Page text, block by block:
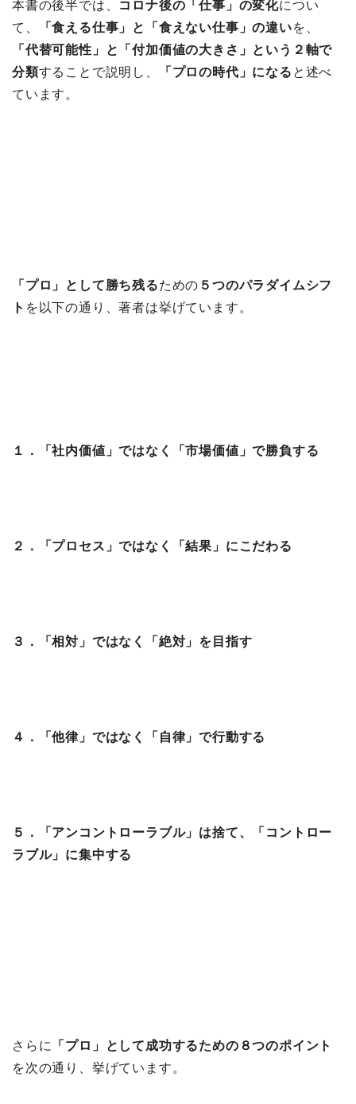
本書の後半では、 コロナ後の「仕事」の変化につい
て、
「食える仕事」と「食えない仕事」の違いを、
「代替可能性」と「付加価値の大きさ」という２軸で
分類することで説明し、 「プロの時代」になる と述べ
ています。
「プロ」として勝ち残るための ５つのパラダイムシフ
ト を以下の通り、著者は挙げています。
１．「社内価値」ではなく「市場価値」で勝負する
２．「プロセス」ではなく「結果」にこだわる
３．「相対」ではなく「絶対」を目指す
４．「他律」ではなく「自律」で行動する
５．「アンコントローラブル」は捨て、「コントロー
ラブル」に集中する
さらに
「プロ」として成功するための８つのポイント
を次の通り、挙げています。